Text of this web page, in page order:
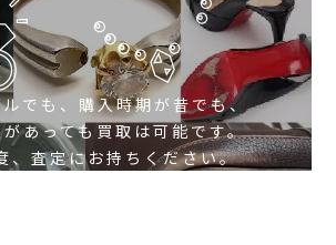
でも、購入時期が昔でも、
あっても買取は可能です。
、査定にお持ちください。